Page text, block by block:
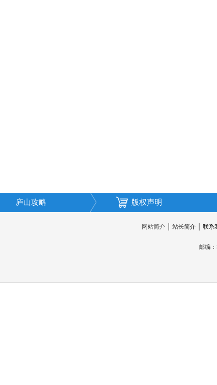
庐山攻略 版权声明
网站简介│ 站长简介│ 联系
邮编